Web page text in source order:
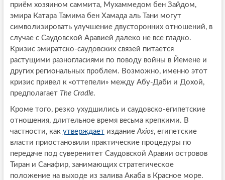
приём хозяином саммита, Мухаммедом бен Зайдом,
эмира Катара Тамима бен Хамада аль Тани могут
символизировать улучшение двусторонних отношений, в
случае с Саудовской Аравией далеко не все гладко.
Кризис эмиратско-саудовских связей питается
растущими разногласиями по поводу войны в Йемене и
других региональных проблем. Возможно, именно этот
кризис привел к «оттепели» между Абу-Даби и Дохой,
предполагает The Cradle.
Кроме того, резко ухудшились и саудовско-египетские
отношения, длительное время весьма крепкими. В
частности, как утверждаетиздание Axios, египетские
власти приостановили практические процедуры по
передаче под суверенитет Саудовской Аравии островов
Тиран и Санафир, занимающих стратегическое
положение на выходе из залива Акаба в Красное море.